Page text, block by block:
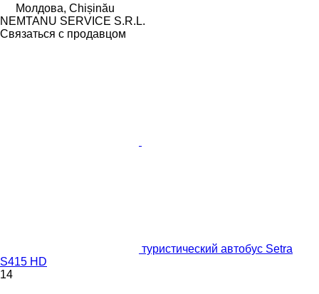
Молдова, Chișinău
NEMTANU SERVICE S.R.L.
Связаться с продавцом
туристический автобус Setra
S415 HD
14